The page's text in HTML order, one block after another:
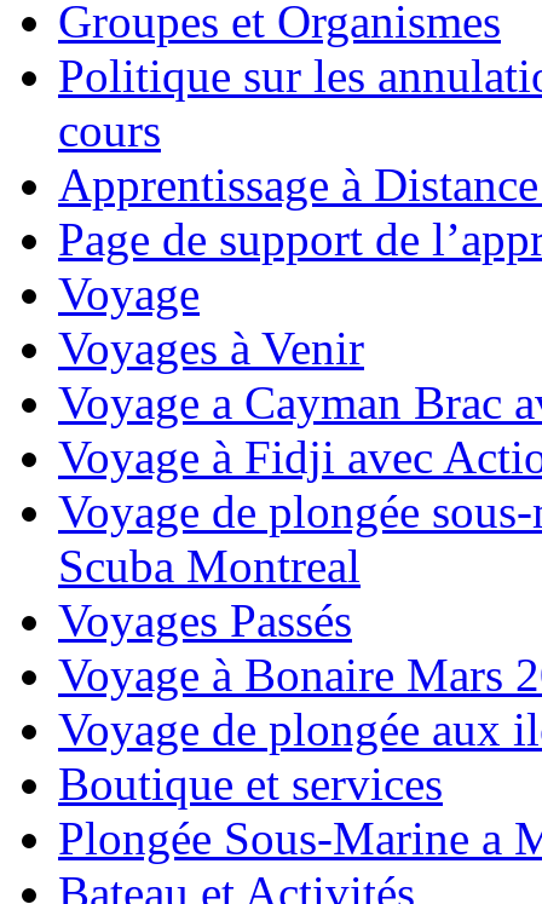
Groupes et Organismes
Politique sur les
cours
Apprentissage à
Page de support de
Voyage
Voyages à Venir
Voyage a Cayman Brac
Voyage à Fidji avec
Voyage de plongée
Scuba Montreal
Voyages Passés
Voyage à Bonaire Mars
Voyage de plongée aux
Boutique et services
Plongée Sous-Marine a
Bateau et Activités